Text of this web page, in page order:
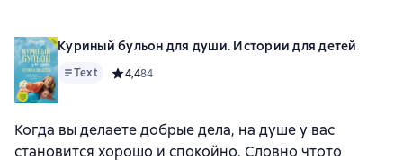
Куриный бульон для души. Истории для детей
Text Средний рейтинг 4,4 на основе 84 оценок
4,484
Когда вы делаете добрые дела, на душе у вас
становится хорошо и спокойно. Словно чтото